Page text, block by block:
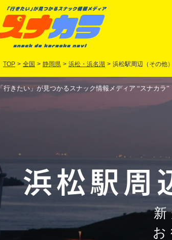
TOP > 全国 > 静岡県 > 浜松・浜名湖 > 浜松駅周辺（その他）
「行きたい」が見つかるスナック情報メディア “スナカラ”
浜松駅周